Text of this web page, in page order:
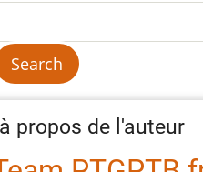
à propos de l'auteur